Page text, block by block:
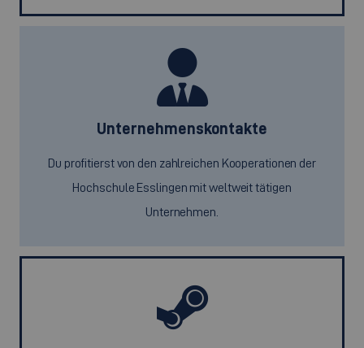
Unternehmenskontakte
Du profitierst von den zahlreichen Kooperationen der
Hochschule Esslingen mit weltweit tätigen
Unternehmen.